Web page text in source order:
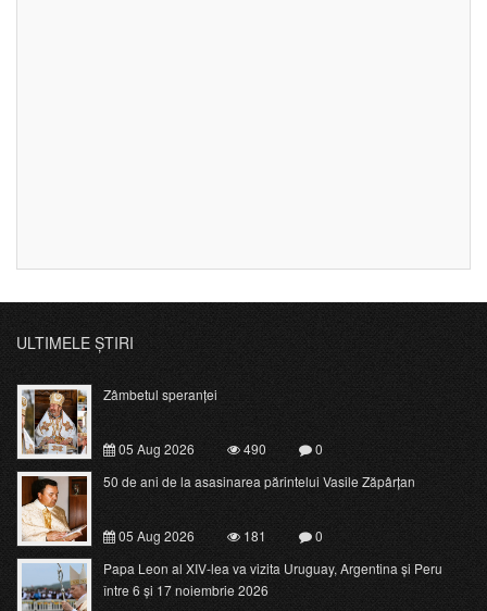
ULTIMELE ȘTIRI
Zâmbetul speranței
05 Aug 2026 490
0
50 de ani de la asasinarea părintelui Vasile Zăpârțan
05 Aug 2026 181
0
Papa Leon al XIV-lea va vizita Uruguay, Argentina și Peru
între 6 și 17 noiembrie 2026